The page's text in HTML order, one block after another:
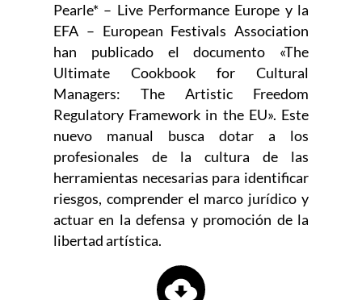
Pearle* – Live Performance Europe y la
EFA – European Festivals Association
han publicado el documento «The
Ultimate Cookbook for Cultural
Managers: The Artistic Freedom
Regulatory Framework in the EU». Este
nuevo manual busca dotar a los
profesionales de la cultura de las
herramientas necesarias para identificar
riesgos, comprender el marco jurídico y
actuar en la defensa y promoción de la
libertad artística.